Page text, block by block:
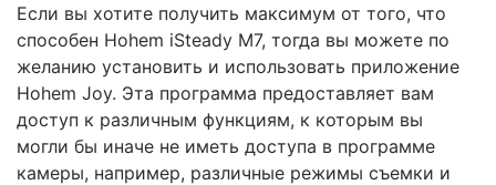
Если вы хотите получить максимум от того, что
способен Hohem iSteady M7, тогда вы можете по
желанию установить и использовать приложение
Hohem Joy. Эта программа предоставляет вам
доступ к различным функциям, к которым вы
могли бы иначе не иметь доступа в программе
камеры, например, различные режимы съемки и